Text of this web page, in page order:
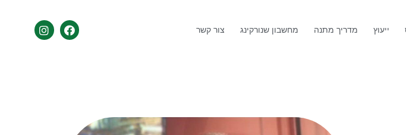
ייעוץ מדריך מתנה מחשבון שנורקינג צור קשר